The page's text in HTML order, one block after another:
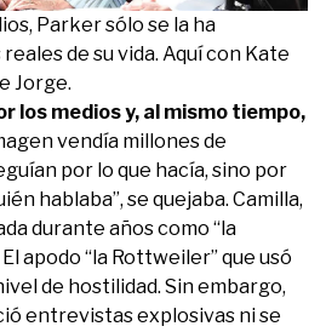
Parker sólo se la ha
de su vida. Aquí con Kate
Jorge.
los medios y, al mismo tiempo,
vendía millones de
por lo que hacía, sino por
hablaba”, se quejaba. Camilla,
durante años como “la
apodo “la Rottweiler” que usó
de hostilidad. Sin embargo,
entrevistas explosivas ni se